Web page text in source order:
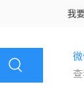
我